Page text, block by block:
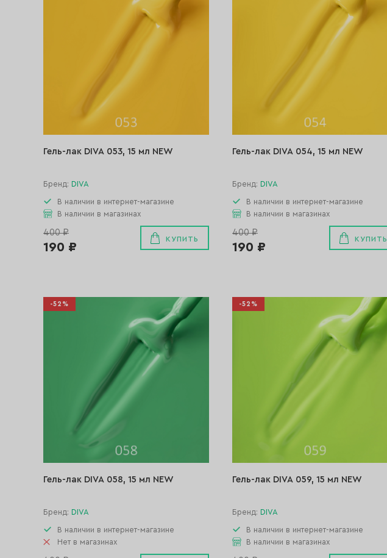
Гель-лак DIVA 053, 15 мл NEW
Бренд: DIVA
В наличии в интернет-магазине
В наличии в магазинах
400 ₽
190 ₽
КУПИТЬ
Гель-лак DIVA 054, 15 мл NEW
Бренд: DIVA
В наличии в интернет-магазине
В наличии в магазинах
400 ₽
190 ₽
КУПИТЬ
-52%
Гель-лак DIVA 058, 15 мл NEW
Бренд: DIVA
В наличии в интернет-магазине
Нет в магазинах
-52%
Гель-лак DIVA 059, 15 мл NEW
Бренд: DIVA
В наличии в интернет-магазине
В наличии в магазинах